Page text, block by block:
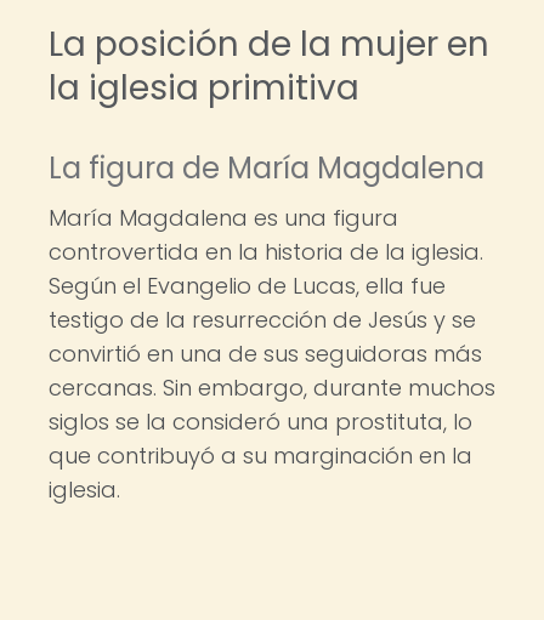
La posición de la mujer en
la iglesia primitiva
La figura de María Magdalena
María Magdalena es una figura
controvertida en la historia de la iglesia.
Según el Evangelio de Lucas, ella fue
testigo de la resurrección de Jesús y se
convirtió en una de sus seguidoras más
cercanas. Sin embargo, durante muchos
siglos se la consideró una prostituta, lo
que contribuyó a su marginación en la
iglesia.